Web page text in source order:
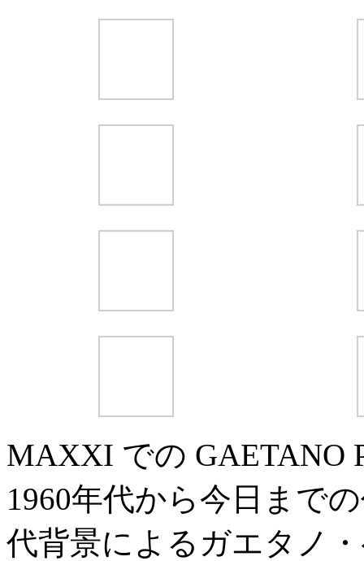
MAXXI での GAETANO
1960年代から今日まで
代背景によるガエタノ